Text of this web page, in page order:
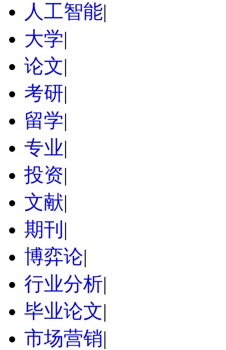
人工智能|
大学|
论文|
考研|
留学|
专业|
投资|
文献|
期刊 |
博弈论|
行业分析|
毕业论文|
市场营销|